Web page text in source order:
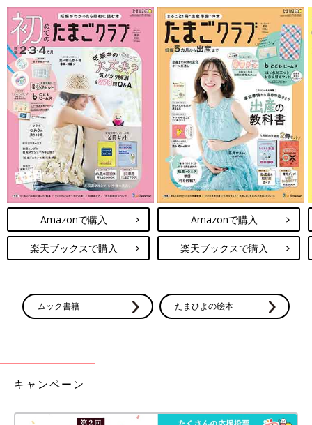
Amazonで購入
楽天ブックスで購入
Amazonで購入
楽天ブックスで購入
ムック書籍 たまひよの絵本
キャンペーン